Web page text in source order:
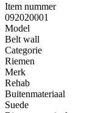
Item nummer
092020001
Model
Belt wall
Categorie
Riemen
Merk
Rehab
Buitenmateriaal
Suede